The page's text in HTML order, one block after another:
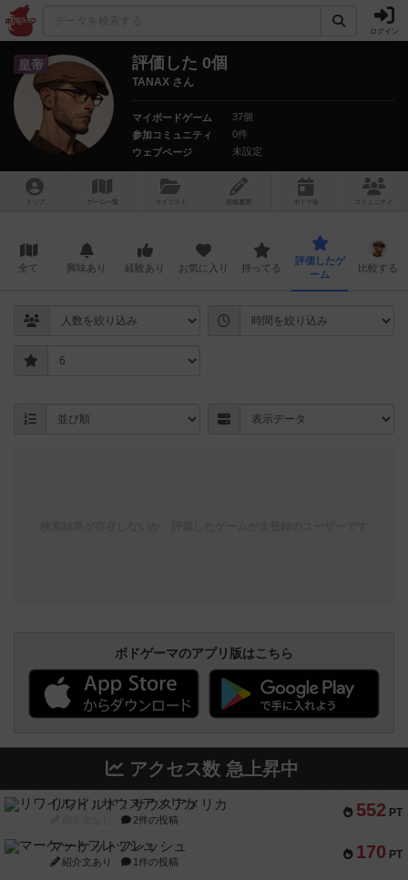
ログイン
皇帝 評価した 0個
TANAX さん
マイボードゲーム
37個
参加コミュニティ
0件
ウェブページ
未設定
トップ ゲーム一覧 マイリスト 投稿履歴 ボ ドゲ コミュニティ
全て 興味あり 経験あり お気に入り 持ってる
評価したゲ
ーム
比較する
ボドゲーマのアプリ版はこちら
アクセス数 急上昇中
552 PT
リワイルド：サウスアメリカ
2件の投稿
170 PT
マーケットフレッシュ
紹介文あり 1件の投稿